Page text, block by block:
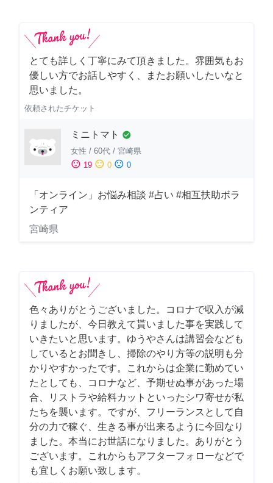
とても詳しく丁寧にみて頂きました。雰囲気もお
優しい方でお話しやすく、またお願いしたいなと
思いました。
依頼されたチケット
ミニトマト check_circle
女性 / 60代 / 宮崎県
sentiment_satisfied 19 sentiment_neutral 0 sentiment_dissatisfied 0
「オンライン」お悩み相談 #占い #相互扶助ボラ
ンティア
宮崎県
色々ありがとうございました。コロナで収入が減
りましたが、今日教えて貰いました事を実践して
いきたいと思います。ゆうやさんは講習会なども
しているとお聞きし、掃除のやり方等の説明も分
かりやすかったです。これからは企業に勤めてい
たとしても、コロナなど、予期せぬ事があった場
合、リストラや給料カットといったシワ寄せが私
たちを襲います。ですが、フリーランスとして自
分の力で稼ぐ、生きる事が出来るように今回なり
ました。本当にお世話になりました。ありがとう
ございます。これからもアフターフォローなどで
も宜しくお願い致します。